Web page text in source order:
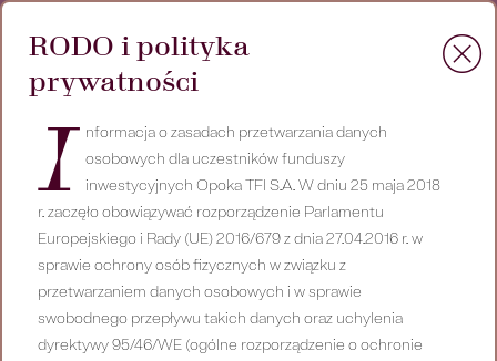
Od nas
Wykład: Inwestowanie w czasach
RODO i polityka
prywatności

I nformacjaInformacja
o zasadach przetwarzania danych
osobowych dla uczestników funduszy
inwestycyjnych Opoka TFI S.A. W dniu 25 maja 2018
r. zaczęło obowiązywać rozporządzenie Parlamentu
Europejskiego i Rady (UE) 2016/679 z dnia 27.04.2016 r. w
sprawie ochrony osób fizycznych w związku z
przetwarzaniem danych osobowych i w sprawie
swobodnego przepływu takich danych oraz uchylenia
dyrektywy 95/46/WE (ogólne rozporządzenie o ochronie